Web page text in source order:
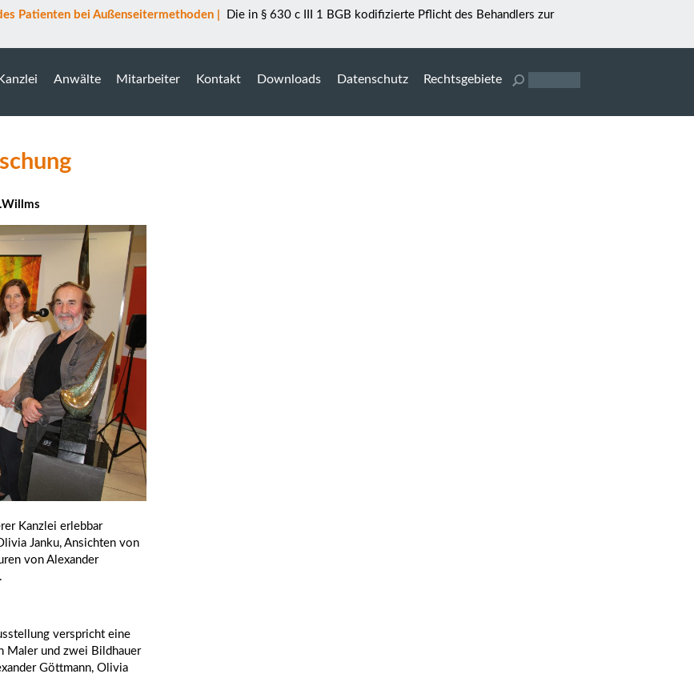
Patienten bei Außenseitermethoden
Die in § 630 c III 1 BGB kodifizierte Pflicht des Behandlers zur
Kanzlei Anwälte Mitarbeiter Kontakt Downloads Datenschutz Rechtsgebiete
Kanzlei erlebbar
Janku, Ansichten von
von Alexander
verspricht eine
Maler und zwei Bildhauer
Göttmann, Olivia